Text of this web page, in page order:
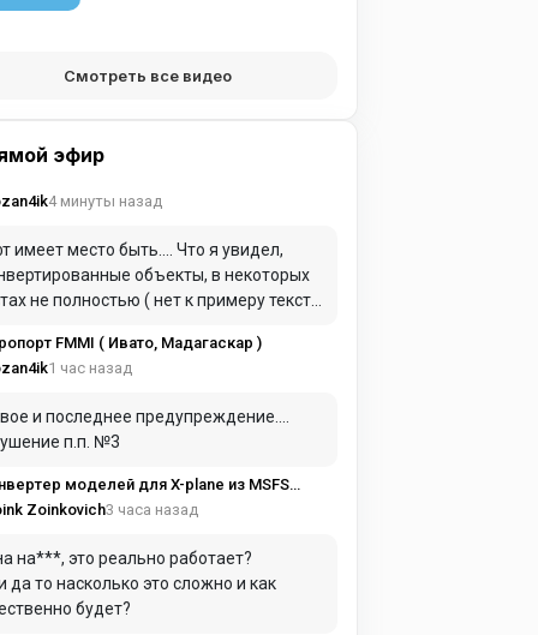
Смотреть все видео
эфир
4 минуты назад
имеет место быть.... Что я увидел,
объекты, в некоторых
не полностью ( нет к примеру текста
парковки ( начинаешь с
и только ), не заработали гейты.
вам все равно надо лезть в Wed, а
и в ModelConverterX, а
в идеале в связку
и
во всем этом чуде овермного
FMMI ( Ивато, Мадагаскар )
1 час назад
и последнее предупреждение....
п.п. №3
Zoinkovich3 часа назад
на***, это реально работает?
да то насколько это сложно и как
будет?